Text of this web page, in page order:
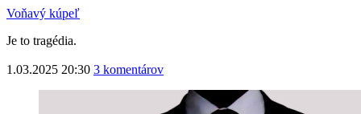
Voňavý kúpeľ
Je to tragédia.
1.03.2025 20:30 3 komentárov